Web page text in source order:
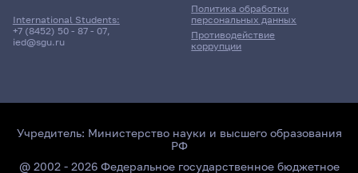
International Students:
+7 (8452) 50 - 87 - 07,
ied@sgu.ru
Политика обработки
персональных данных
Противодействие
коррупции
Учредитель: Министерство науки и высшего образования
РФ
@ 2002 - 2026 Федеральное государственное бюджетное